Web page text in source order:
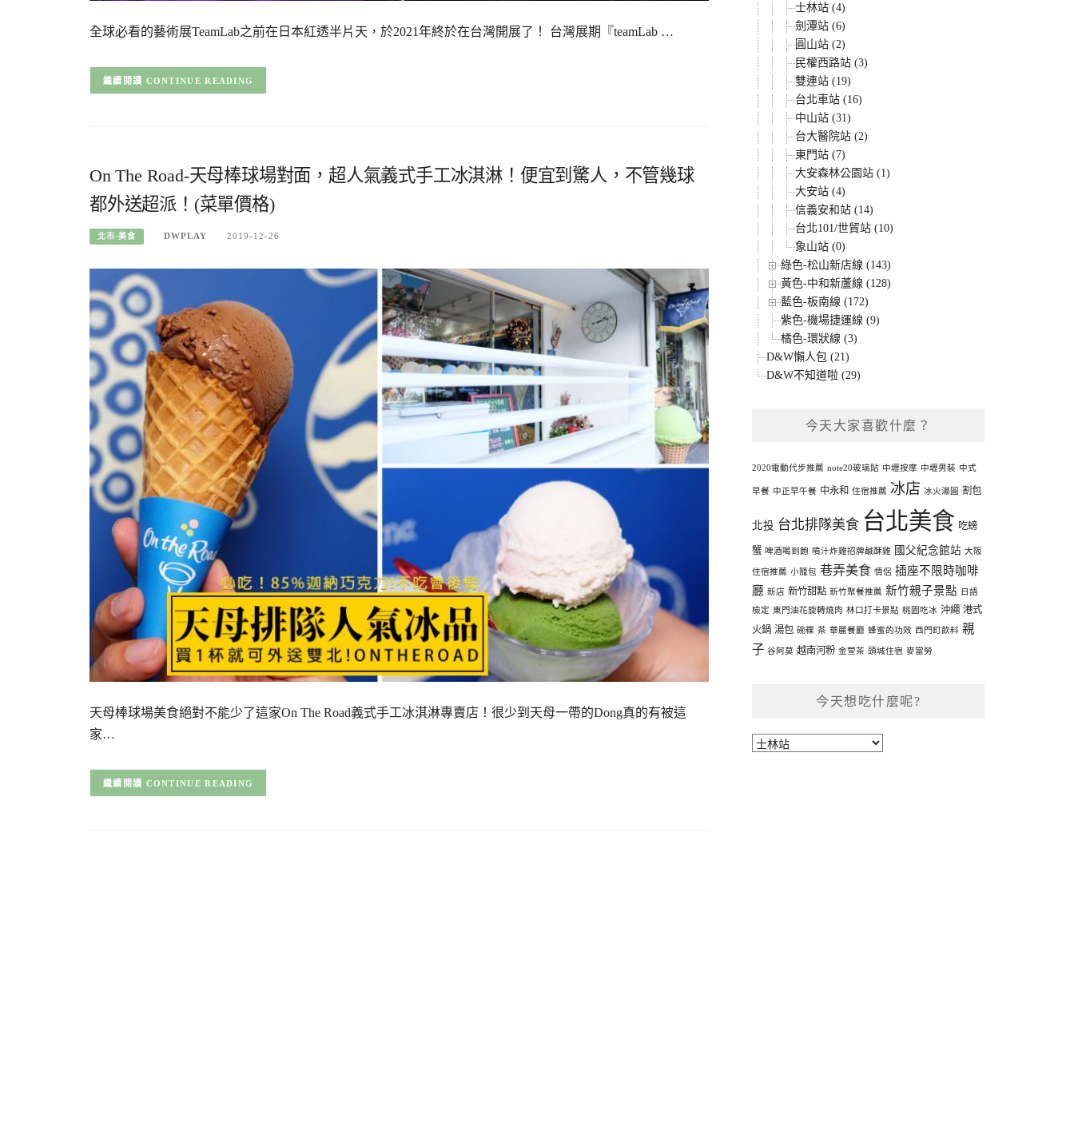
全球必看的藝術展TeamLab之前在日本紅透半片天，於2021年終於在台灣開展了！ 台灣展期『teamLab …
CONTINUE READING
On The Road-天母棒球場對面，超人氣義式手工冰淇淋！便宜到驚人，不管幾球
都外送超派！(菜單價格)
北市-美食 DWPLAY 2019-12-26
天母棒球場美食絕對不能少了這家On The Road義式手工冰淇淋專賣店！很少到天母一帶的Dong真的有被這
家…
CONTINUE READING
士林站 (4)
劍潭站 (6)
圓山站 (2)
民權西路站 (3)
雙連站 (19)
台北車站 (16)
中山站 (31)
台大醫院站 (2)
東門站 (7)
大安森林公園站 (1)
大安站 (4)
信義安和站 (14)
台北101/世貿站 (10)
象山站 (0)
綠色-松山新店線 (143)
黃色-中和新蘆線 (128)
藍色-板南線 (172)
紫色-機場捷運線 (9)
橘色-環狀線 (3)
D&W懶人包 (21)
D&W不知道啦 (29)
今天大家喜歡什麼？
2020電動代步推薦 note20玻璃貼 中壢按摩 中壢男裝 中式
早餐 中正早午餐 中永和 住宿推薦 冰店 冰火湯圓 割包
北投 台北排隊美食 台北美食 吃螃
蟹 啤酒喝到飽 噴汁炸雞招牌鹹酥雞 國父紀念館站 大阪
住宿推薦 小籠包 巷弄美食 情侶 插座不限時咖啡
廳 新店 新竹甜點 新竹聚餐推薦 新竹親子景點 日語
檢定 東門油花旋轉燒肉 林口打卡景點 桃園吃冰 沖繩 港式
火鍋 湯包 碗粿 茶 華麗餐廳 蜂蜜的功效 西門町飲料 親
子 谷阿莫 越南河粉 金萱茶 頭城住宿 麥當勞
今天想吃什麼呢?
今